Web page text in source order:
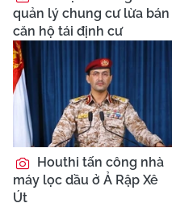
quản lý chung cư lừa bán
căn hộ tái định cư
Houthi tấn công nhà
máy lọc dầu ở Ả Rập Xê
Út